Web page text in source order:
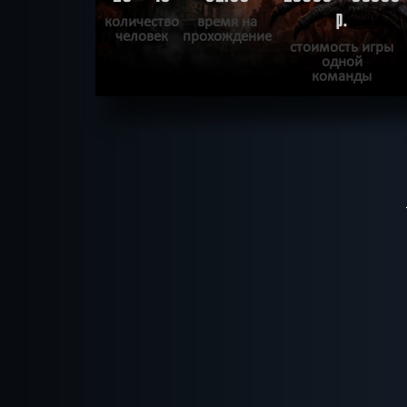
количество
человек
время на
прохождение
р.
стоимость игры
одной
команды